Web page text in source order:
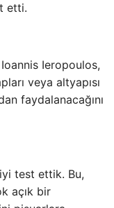
etti.
Ieropoulos,
veya altyapısı
faydalanacağını
test ettik. Bu,
açık bir